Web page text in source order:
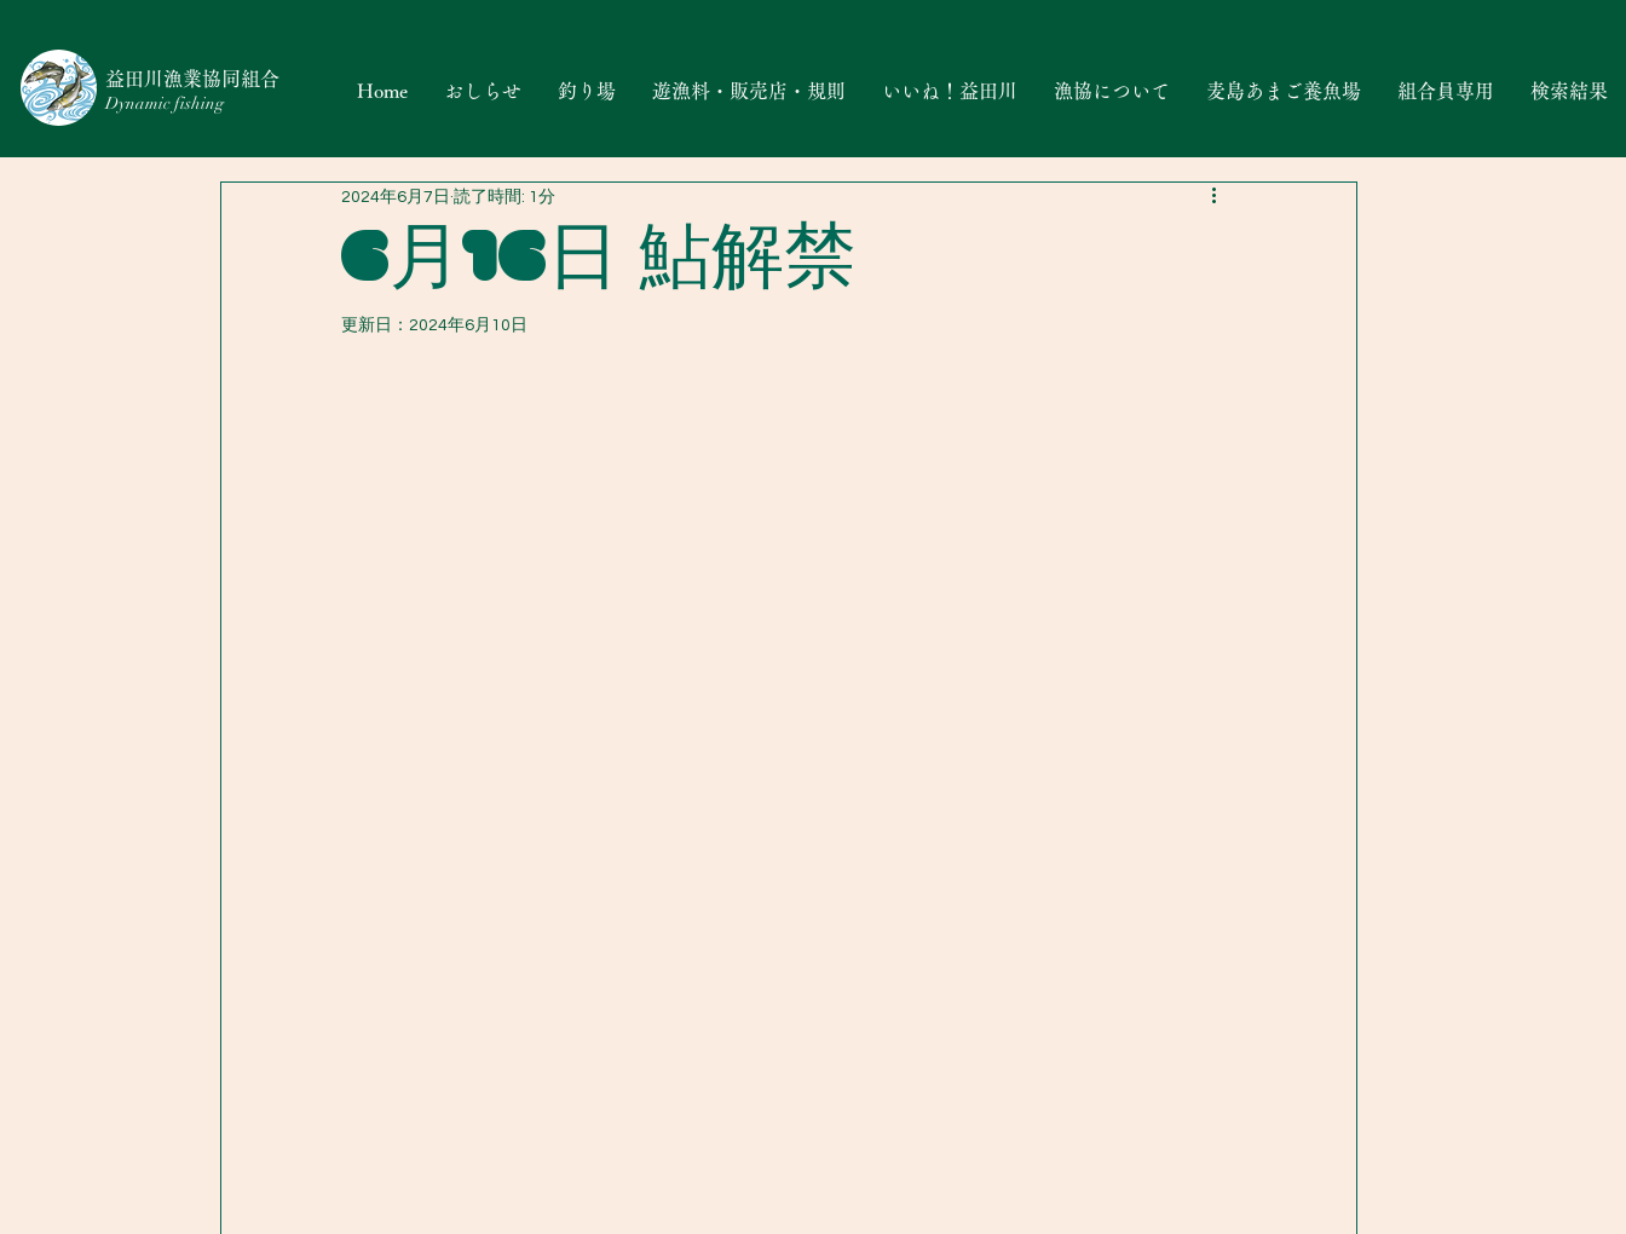
​益田川漁業協同組合
Dynamic fishing
Home おしらせ 釣り場 遊漁料・販売店・規則 いいね！益田川 漁協について 麦島あまご養魚場 組合員専用 検索結果
6月16日 鮎解禁
2024年6月7日 読了時間: 1分
更新日： 2024年6月10日